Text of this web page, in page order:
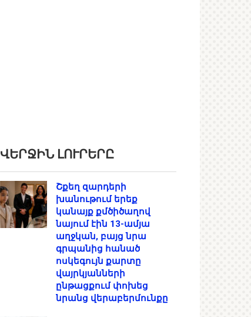
ՎԵՐՋԻՆ ԼՈՒՐԵՐԸ
Շքեղ զարդերի
խանութում երեք
կանայք քմծիծաղով
նայում էին 13-ամյա
աղջկան, բայց նրա
գրպանից հանած
ոսկեգույն քարտը
վայրկյանների
ընթացքում փոխեց
նրանց վերաբերմունքը